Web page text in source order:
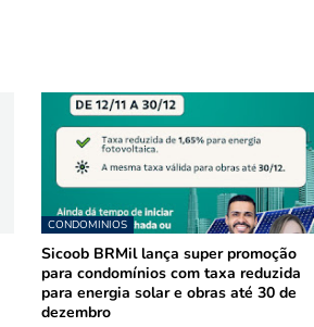
CONDOMINIOS
Sicoob BRMil lança super promoção
para condomínios com taxa reduzida
para energia solar e obras até 30 de
dezembro